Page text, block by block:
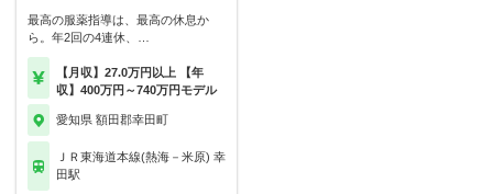
最高の服薬指導は、最高の休息か
ら。年2回の4連休、…
【月収】27.0万円以上 【年
収】400万円～740万円モデル
愛知県 額田郡幸田町
ＪＲ東海道本線(熱海－米原) 幸
田駅